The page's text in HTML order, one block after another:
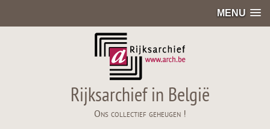
MENU
Rijksarchief in België
Ons collectief geheugen !